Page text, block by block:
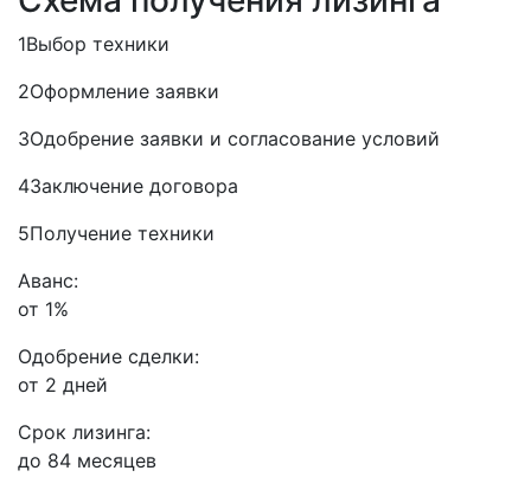
1Выбор техники
2Оформление заявки
3Одобрение заявки и согласование условий
4Заключение договора
5Получение техники
Аванс:
от 1%
Одобрение сделки:
от 2 дней
Срок лизинга:
до 84 месяцев